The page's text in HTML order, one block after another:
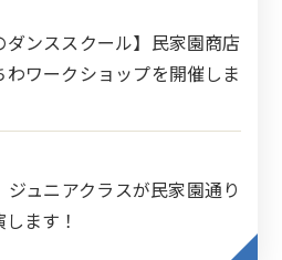
ダンススクール】民家園商店
ワークショップを開催しま
ジュニアクラスが民家園通り
ます！